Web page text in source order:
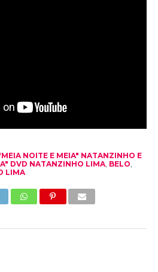
NOITE E MEIA" NATANZINHO E
DVD NATANZINHO LIMA, BELO
LIMA